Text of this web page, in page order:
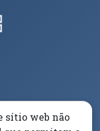
sítio web não